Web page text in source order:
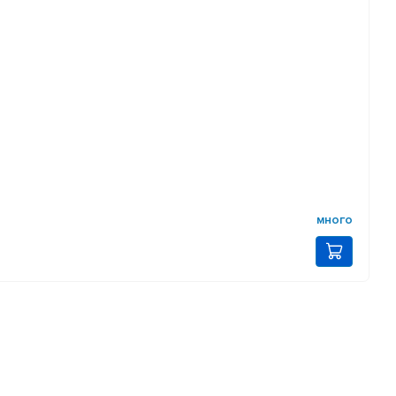
много